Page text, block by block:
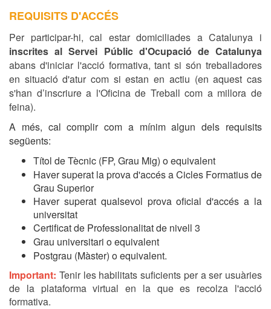
REQUISITS D'ACCÉS
Per participar-hi, cal estar domiciliades a Catalunya i
inscrites al Servei Públic d'Ocupació de Catalunya
abans d'iniciar l'acció formativa, tant si són treballadores
en situació d'atur com si estan en actiu (en aquest cas
s'han d’inscriure a l'Oficina de Treball com a millora de
feina).
A més, cal complir com a mínim algun dels requisits
següents:
Títol de Tècnic (FP, Grau Mig) o equivalent
Haver superat la prova d'accés a Cicles Formatius de
Grau Superior
Haver superat qualsevol prova oficial d'accés a la
universitat
Certificat de Professionalitat de nivell 3
Grau universitari o equivalent
Postgrau (Màster) o equivalent.
Important: Tenir les habilitats suficients per a ser usuàries
de la plataforma virtual en la que es recolza l'acció
formativa.